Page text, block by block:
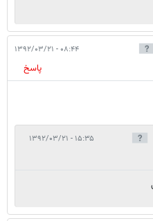
۰۸:۴۴ - ۱۳۹۲/۰۳/۲۱
پاسخ
۱۵:۳۵ - ۱۳۹۲/۰۳/۲۱